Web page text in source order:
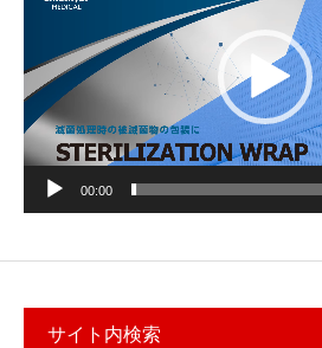
00:00
サイト内検索